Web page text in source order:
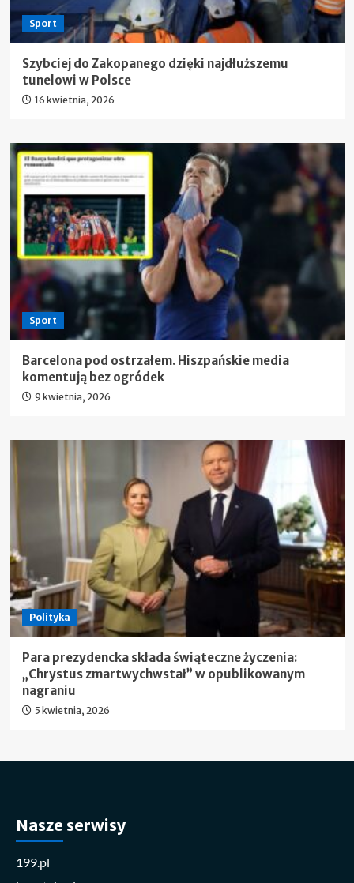
Sport
Szybciej do Zakopanego dzięki najdłuższemu
tunelowi w Polsce
16 kwietnia, 2026
Sport
Barcelona pod ostrzałem. Hiszpańskie media
komentują bez ogródek
9 kwietnia, 2026
Polityka
Para prezydencka składa świąteczne życzenia:
„Chrystus zmartwychwstał” w opublikowanym
nagraniu
5 kwietnia, 2026
Nasze serwisy
199.pl